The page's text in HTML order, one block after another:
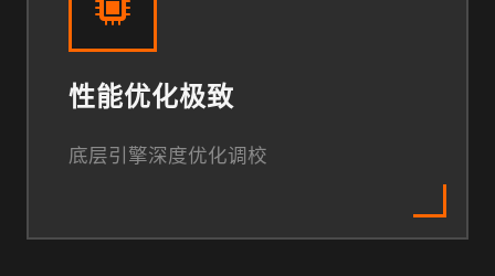
性能优化极致
底层引擎深度优化调校